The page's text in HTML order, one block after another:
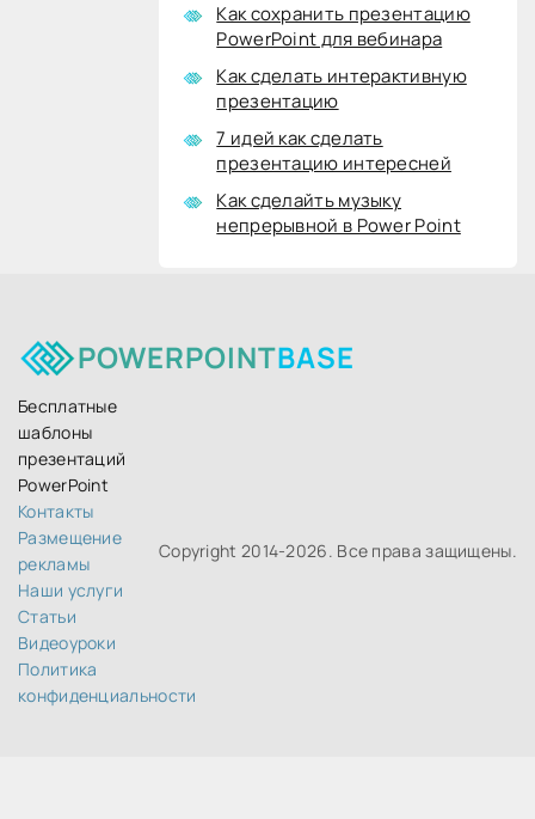
Как сохранить презентацию
PowerPoint для вебинара
Как сделать интерактивную
презентацию
7 идей как сделать
презентацию интересней
Как сделайть музыку
непрерывной в Power Point
POWERPOINTBASE
Бесплатные
шаблоны
презентаций
PowerPoint
Контакты
Размещение
рекламы
Наши услуги
Статьи
Видеоуроки
Политика
конфиденциальности
Copyright 2014-2026. Все права защищены.